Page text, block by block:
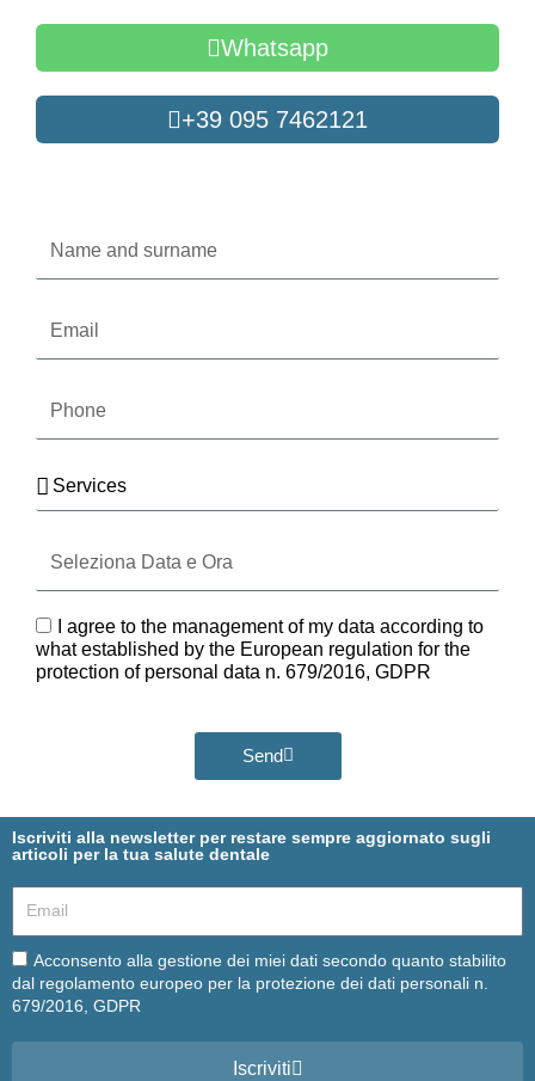
Whatsapp
+39 095 7462121
and
surname
Services
Data
e
GDPRI agree to the management of my data according to
what established by the European regulation for the
protection of personal data n. 679/2016, GDPR
Send
Iscriviti alla newsletter per restare sempre aggiornato sugli
articoli per la tua salute dentale
Email
Email
Acconsento alla gestione dei miei dati secondo quanto stabilito
dal regolamento europeo per la protezione dei dati personali n.
679/2016, GDPR
Iscriviti